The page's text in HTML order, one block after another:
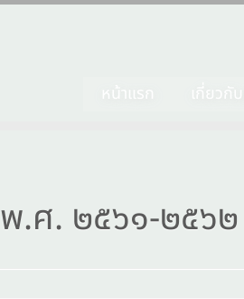
พ.ศ. ๒๕๖๑-๒๕๖๒